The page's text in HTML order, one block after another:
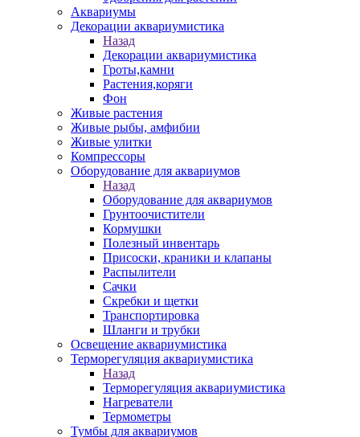
Аквариумы
Декорации аквариумистика
Назад
Декорации аквариумистика
Гроты,камни
Растения,коряги
Фон
Живые растения
Живые рыбы, амфибии
Живые улитки
Компрессоры
Оборудование для аквариумов
Назад
Оборудование для аквариумов
Грунтоочистители
Кормушки
Полезный инвентарь
Присоски, краники и клапаны
Распылители
Сачки
Скребки и щетки
Транспортировка
Шланги и трубки
Освещение аквариумистика
Терморегуляция аквариумистика
Назад
Терморегуляция аквариумистика
Нагреватели
Термометры
Тумбы для аквариумов